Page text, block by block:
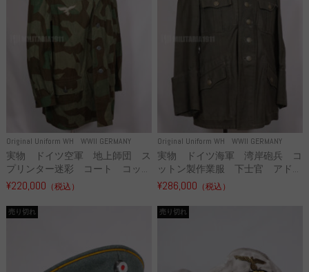
Original Uniform WH WWII GERMANY
実物 ドイツ空軍 地上師団 ス
プリンター迷彩 コート コッ...
¥220,000 （税込）
Original Uniform WH WWII GERMANY
実物 ドイツ海軍 湾岸砲兵 コ
ットン製作業服 下士官 アド...
¥286,000 （税込）
売り切れ 売り切れ